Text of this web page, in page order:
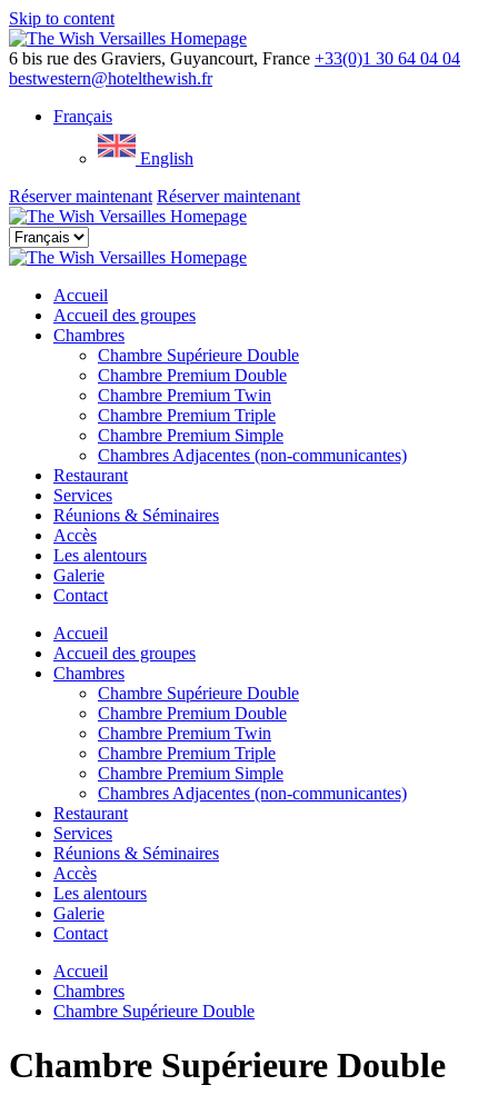
Skip to content
Menu
6 bis rue des Graviers, Guyancourt, France +33(0)1 30 64 04 04
bestwestern@hotelthewish.fr
Français
English
Réserver maintenant Réserver maintenant
Close
Accueil
Accueil des groupes
Chambres
Chambre Supérieure Double
Chambre Premium Double
Chambre Premium Twin
Chambre Premium Triple
Chambre Premium Simple
Chambres Adjacentes (non-communicantes)
Restaurant
Services
Réunions & Séminaires
Accès
Les alentours
Galerie
Contact
Accueil
Accueil des groupes
Chambres
Chambre Supérieure Double
Chambre Premium Double
Chambre Premium Twin
Chambre Premium Triple
Chambre Premium Simple
Chambres Adjacentes (non-communicantes)
Restaurant
Services
Réunions & Séminaires
Accès
Les alentours
Galerie
Contact
Accueil
Chambres
Chambre Supérieure Double
Chambre Supérieure Double